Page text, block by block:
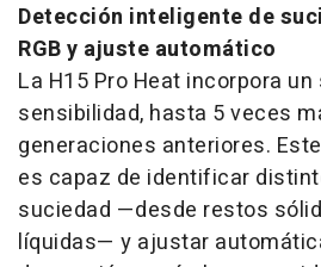
Detección inteligente de
RGB y ajuste automático
La H15 Pro Heat incorpora un
sensibilidad, hasta 5 veces
generaciones anteriores.
es capaz de identificar
suciedad —desde restos
líquidas— y ajustar